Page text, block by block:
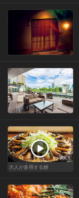
Vol.1
大人が多用する鰻